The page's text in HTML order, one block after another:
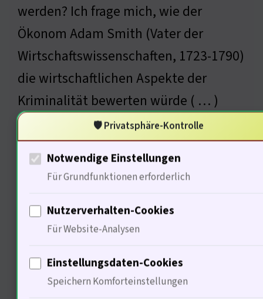
werden? Ich frage mich, wie der
Ökonom Adam Smith (Vater der
Wirtschaftswissenschaften, 1723-1790)
die wirtschaftlichen Aspekte der
Kriminalität bewerten würde ( … )
Wirtschaftliche Faktoren und
Kriminalität
🛡️ Privatsphäre-Kontrolle
Notwendige Einstellungen
Für Grundfunktionen erforderlich
Nutzerverhalten-Cookies
Für Website-Analysen
Einstellungsdaten-Cookies
Speichern Komforteinstellungen